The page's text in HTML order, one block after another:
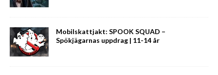
Mobilskattjakt: SPOOK SQUAD –
Spökjägarnas uppdrag | 11-14 år